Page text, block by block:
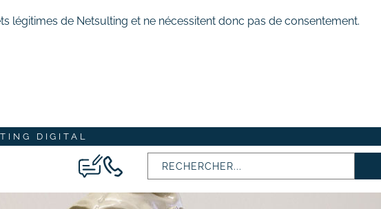
légitimes de Netsulting et ne nécessitent donc pas de consentement.
DIGITAL